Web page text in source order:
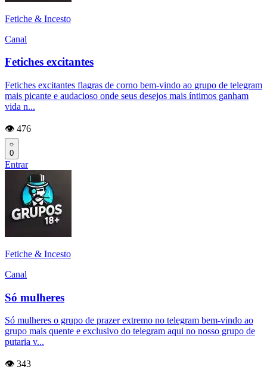
Fetiche & Incesto
Canal
Fetiches excitantes
Fetiches excitantes flagras de corno bem-vindo ao grupo de telegram
mais picante e audacioso onde seus desejos mais íntimos ganham
vida n...
👁️ 476
0
Entrar
Fetiche & Incesto
Canal
Só mulheres
Só mulheres o grupo de prazer extremo no telegram bem-vindo ao
grupo mais quente e exclusivo do telegram aqui no nosso grupo de
putaria v...
👁️ 343